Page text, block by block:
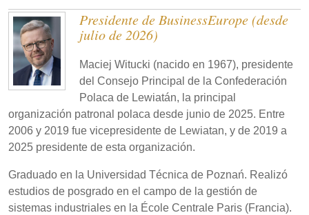
Presidente de BusinessEurope (desde
julio de 2026)
Maciej Witucki (nacido en 1967), presidente
del Consejo Principal de la Confederación
Polaca de Lewiatán, la principal
organización patronal polaca desde junio de 2025. Entre
2006 y 2019 fue vicepresidente de Lewiatan, y de 2019 a
2025 presidente de esta organización.
Graduado en la Universidad Técnica de Poznań. Realizó
estudios de posgrado en el campo de la gestión de
sistemas industriales en la École Centrale Paris (Francia).